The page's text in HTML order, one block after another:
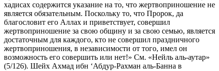
хадисах содержится указание на то, что жертвоприношение не
является обязательным. Поскольку то, что Пророк, да
благословит его Аллах и приветствует, совершил
жертвоприношение за свою общину и за свою семью, является
достаточным для каждого, кто не совершил праздничного
жертвоприношения, в независимости от того, имел он
возможность его совершить или нет!» См. «Нейль аль-аутар»
(5/126). Шейх Ахмад ибн ‘Абдур-Рахман аль-Банна в